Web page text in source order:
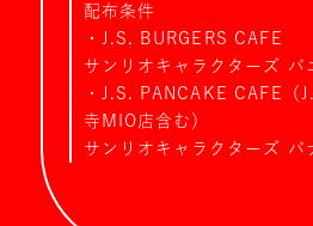
配布条件
・J.S. BURGERS CAFE
サンリオキャラクターズ バ
・J.S. PANCAKE CAFE（
寺MIO店含む）
サンリオキャラクターズ バ